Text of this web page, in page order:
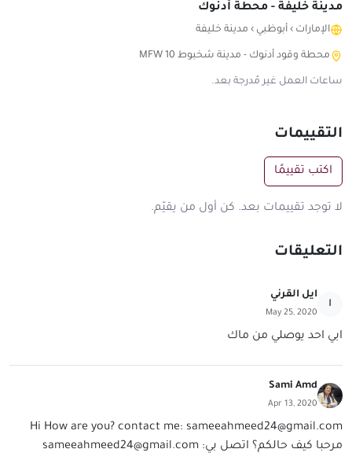
مدينة خليفة - محطة أدنوك
الإمارات › أبوظبي › مدينة خليفة
محطة وقود أدنوك - مدينة شخبوط MFW 10
ساعات العمل غير مُدرجة بعد.
التقييمات
اكتب تقييمًا
لا توجد تقييمات بعد. كن أول من يقيّم.
التعليقات
ا
ايل القرني
May 25, 2020
ابي احد يوصلي من ماك
Sami Amd
Apr 13, 2020
Hi How are you? contact me: sameeahmeed24@gmail.com
مرحبا كيف حالكم؟ اتصل بي: sameeahmeed24@gmail.com